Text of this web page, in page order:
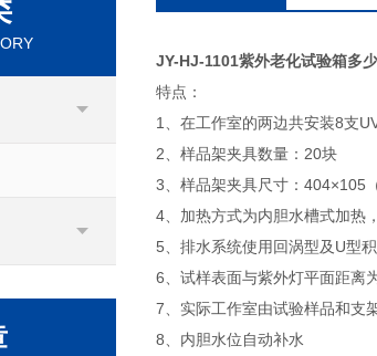
JY-HJ-1101紫外老化试验箱多
特点：
1、在工作室的两边共安装8支
2、样品架夹具数量：20块
3、样品架夹具尺寸：404×105
4、加热方式为内胆水槽式加热
5、排水系统使用回涡型及U型
6、试样表面与紫外灯平面距离
7、实际工作室由试验样品和支
8、内胆水位自动补水